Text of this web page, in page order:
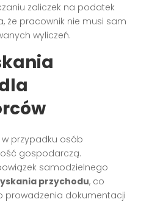
zaliczek na podatek
że pracownik nie musi sam
wyliczeń.
przypadku osób
gospodarczą.
samodzielnego
przychodu, co
prowadzenia dokumentacji